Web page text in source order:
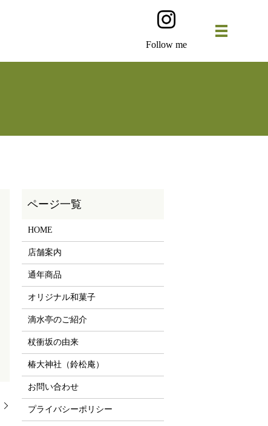
Follow me
HOME
店舗案内
通年商品
オリジナル和菓子
滴水亭のご紹介
杖衝坂の由来
椿大神社（鈴松庵）
お問い合わせ
プライバシーポリシー